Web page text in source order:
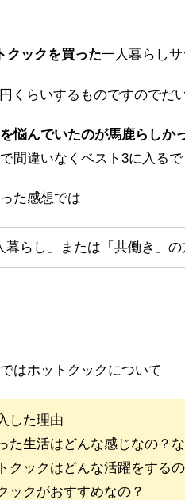
クックを買った一人暮らしサ
くらいするものですのでだ
悩んでいたのが馬鹿らしか
間違いなくベスト3に入るで
た感想では
暮らし」または「共働き」
はホットクックについて
した理由
た生活はどんな感じなの？
クックはどんな活躍をする
ックがおすすめなの？